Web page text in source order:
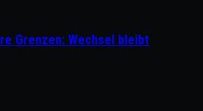
Grenzen: Wechsel bleibt